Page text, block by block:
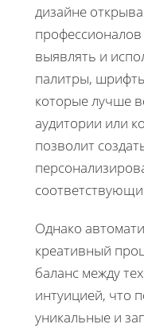
дизайне
выявлять и
палитры,
которые лучше
аудитории или
позволит
Однако
креативный
баланс между
интуицией, что
уникальные и